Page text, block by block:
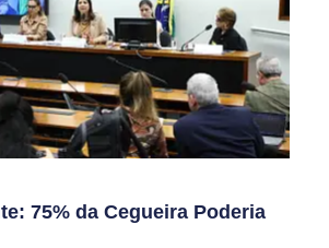
75% da Cegueira Poderia